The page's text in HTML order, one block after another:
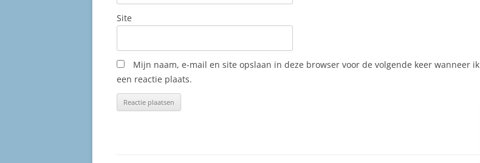
Site
Mijn naam, e-mail en site opslaan in deze browser voor de volgende keer wanneer ik
een reactie plaats.